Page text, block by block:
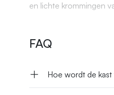
en lichte krommingen
FAQ
Hoe wordt de